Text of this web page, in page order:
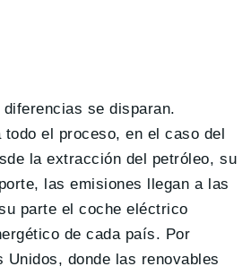
se disparan.
todo el proceso, en el caso del
la extracción del petróleo, su
las emisiones llegan a las
parte el coche eléctrico
de cada país. Por
Unidos, donde las renovables